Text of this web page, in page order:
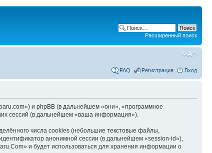
Расширенный поиск
FAQ Регистрация Вход
и phpBB (в дальнейшем «они», «программное
сессий (в дальнейшем «ваша информация»).
числа cookies (небольшие текстовые файлы,
анонимной сессии (в дальнейшем «session-id»),
и будет использоваться для хранения информации о